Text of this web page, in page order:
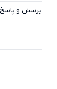
پرسش و پاسخ